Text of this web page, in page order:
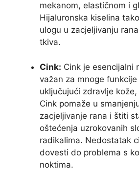
mekanom, elastičnom i
Hijaluronska kiselina
ulogu u zacjeljivanju
tkiva.
Cink: Cink je esencijalni
važan za mnoge
uključujući zdravlje
Cink pomaže u
zacjeljivanje rana i štiti
oštećenja uzrokovanih
radikalima. Nedostatak
dovesti do problema s
noktima.